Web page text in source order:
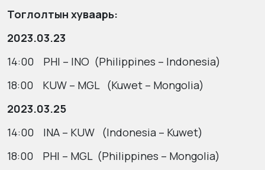
Тоглолтын хуваарь:
2023.03.23
14:00 PHI – INO (Philippines – Indonesia)
18:00 KUW – MGL (Kuwet – Mongolia)
2023.03.25
14:00 INA – KUW (Indonesia – Kuwet)
18:00 PHI – MGL (Philippines – Mongolia)